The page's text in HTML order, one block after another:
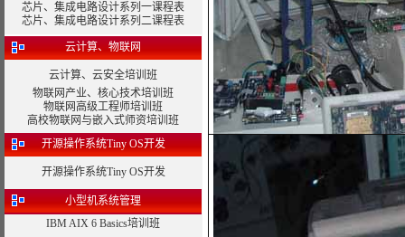
芯片、集成电路设计系列一课程表
芯片、集成电路设计系列二课程表
云计算、物联网
云计算、云安全培训班
物联网产业、核心技术培训班
物联网高级工程师培训班
高校物联网与嵌入式师资培训班
开源操作系统Tiny OS开发
开源操作系统Tiny OS开发
小型机系统管理
IBM AIX 6 Basics培训班